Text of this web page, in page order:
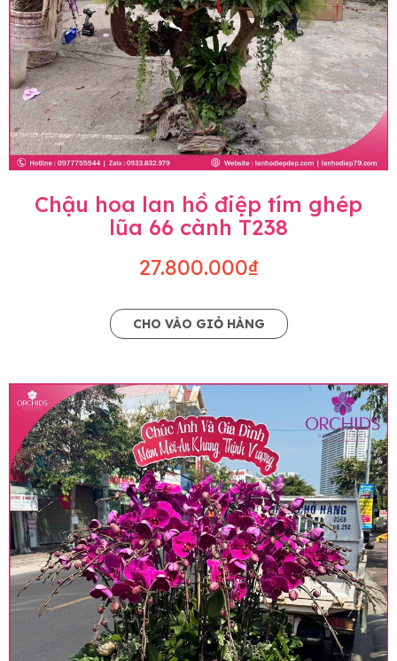
Chậu hoa lan hồ điệp tím ghép
lũa 66 cành T238
27.800.000₫
CHO VÀO GIỎ HÀNG